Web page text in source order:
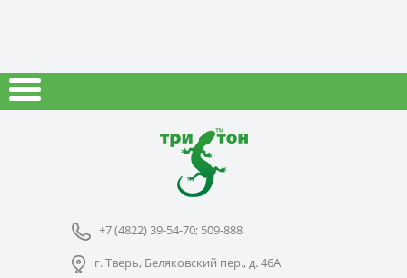
+7 (4822) 39-54-70; 509-888
г. Тверь, Беляковский пер., д. 46А